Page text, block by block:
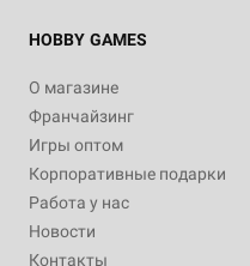
HOBBY GAMES
О магазине
Франчайзинг
Игры оптом
Корпоративные подарки
Работа у нас
Новости
Контакты